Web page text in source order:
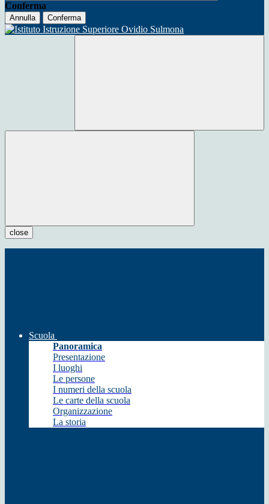
Conferma
Annulla Conferma
close
Scuola
Panoramica
Presentazione
I luoghi
Le persone
I numeri della scuola
Le carte della scuola
Organizzazione
La storia